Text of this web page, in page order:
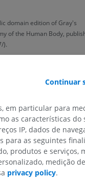
domain edition of Gray's
of the Human Body,
).
inferior
PREMIUM
Continuar
em particular para
as características do
IP, dados de
para as seguintes
produtos e serviços,
medição de
privacy policy.